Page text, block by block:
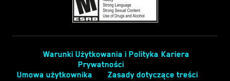
Warunki Użytkowania i Polityka
Prywatności
Kariera
Umowa użytkownika
Zasady dotyczące treści